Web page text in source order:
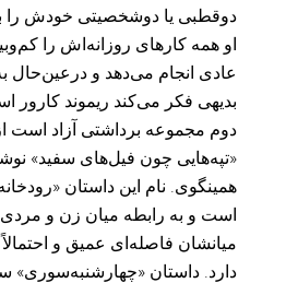
دوقطبی یا دوشخصیتی خودش را
او همه کارهای روزانه‌اش را
عادی انجام می‌دهد و درعین‌حال
بدیهی فکر می‌کند ریموند کارور
دوم مجموعه برداشتی آزاد است
«تپه‌هایی چون فیل‌های سفید»
همینگوی. نام این داستان
است و به رابطه میان زن و مردی
میانشان فاصله‌ای عمیق و
دارد. داستان «چهارشنبه‌سوری»